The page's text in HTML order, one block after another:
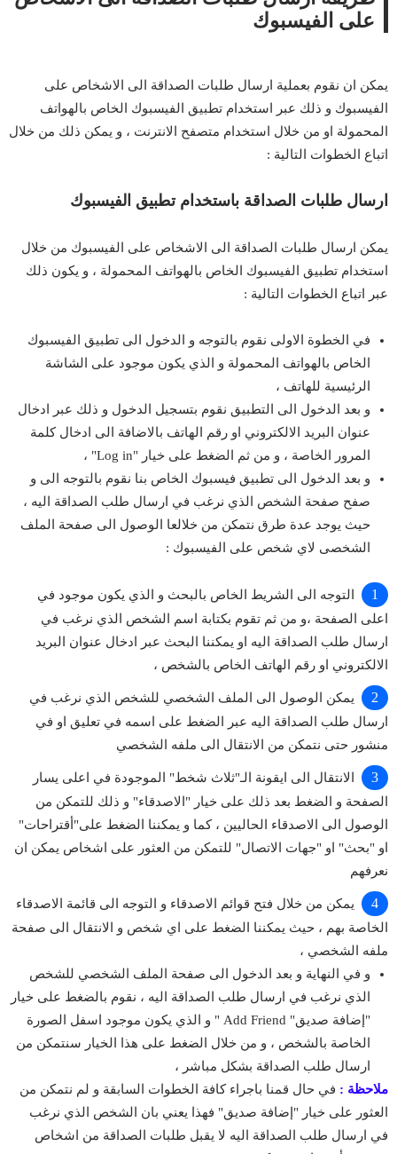
على الفيسبوك
يمكن ان نقوم بعملية ارسال طلبات الصداقة الى الاشخاص على
الفيسبوك و ذلك عبر استخدام تطبيق الفيسبوك الخاص بالهواتف
المحمولة او من خلال استخدام متصفح الانترنت ، و يمكن ذلك من خلال
اتباع الخطوات التالية :
ارسال طلبات الصداقة باستخدام تطبيق الفيسبوك
يمكن ارسال طلبات الصداقة الى الاشخاص على الفيسبوك من خلال
استخدام تطبيق الفيسبوك الخاص بالهواتف المحمولة ، و يكون ذلك
عبر اتباع الخطوات التالية :
في الخطوة الاولى نقوم بالتوجه و الدخول الى تطبيق الفيسبوك
الخاص بالهواتف المحمولة و الذي يكون موجود على الشاشة
الرئيسية للهاتف ،
و بعد الدخول الى التطبيق نقوم بتسجيل الدخول و ذلك عبر ادخال
عنوان البريد الالكتروني او رقم الهاتف بالاضافة الى ادخال كلمة
المرور الخاصة ، و من ثم الضغط على خيار "Log in" ،
و بعد الدخول الى تطبيق فيسبوك الخاص بنا نقوم بالتوجه الى و
صفح صفحة الشخص الذي نرغب في ارسال طلب الصداقة اليه ،
حيث يوجد عدة طرق نتمكن من خلالعا الوصول الى صفحة الملف
الشخصى لاي شخص على الفيسبوك :
التوجه الى الشريط الخاص بالبحث و الذي يكون موجود في
اعلى الصفحة ،و من ثم تقوم بكتابة اسم الشخص الذي نرغب في
ارسال طلب الصداقة اليه او يمكننا البحث عبر ادخال عنوان البريد
الالكتروني او رقم الهاتف الخاص بالشخص ،
يمكن الوصول الى الملف الشخصي للشخص الذي نرغب في
ارسال طلب الصداقة اليه عبر الضغط على اسمه في تعليق او في
منشور حتى نتمكن من الانتقال الى ملفه الشخصي
الانتقال الى ايقونة الـ"ثلاث شخط" الموجودة في اعلى يسار
الصفحة و الضغط بعد ذلك على خيار "الاصدقاء" و ذلك للتمكن من
الوصول الى الاصدقاء الحاليين ، كما و يمكننا الضغط على"أقتراحات"
او "بحث" او "جهات الاتصال" للتمكن من العثور على اشخاص يمكن ان
نعرفهم
يمكن من خلال فتح قوائم الاصدقاء و التوجه الى قائمة الاصدقاء
الخاصة بهم ، حيث يمكننا الضغط على اي شخص و الانتقال الى صفحة
ملفه الشخصي ،
و في النهاية و بعد الدخول الى صفحة الملف الشخصي للشخص
الذي نرغب في ارسال طلب الصداقة اليه ، نقوم بالضغط على خيار
"إضافة صديق" Add Friend " و الذي يكون موجود اسفل الصورة
الخاصة بالشخص ، و من خلال الضغط على هذا الخيار سنتمكن من
ارسال طلب الصداقة بشكل مباشر ،
ملاحظة : في حال قمنا باجراء كافة الخطوات السابقة و لم نتمكن من
العثور على خيار "إضافة صديق" فهذا يعني بان الشخص الذي نرغب
في ارسال طلب الصداقة اليه لا يقبل طلبات الصداقة من اشخاص